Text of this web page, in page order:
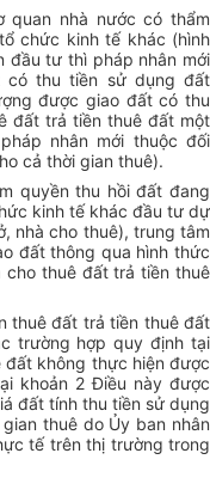
nhà nước có thẩm
chức kinh tế khác (hình
đầu tư thì pháp nhân mới
có thu tiền sử dụng đất
được giao đất có thu
đất trả tiền thuê đất một
nhân mới thuộc đối
cả thời gian thuê).
quyền thu hồi đất đang
kinh tế khác đầu tư dự
nhà cho thuê), trung tâm
đất thông qua hình thức
thuê đất trả tiền thuê
thuê đất trả tiền thuê đất
trường hợp quy định tại
đất không thực hiện được
khoản 2 Điều này được
đất tính thu tiền sử dụng
thuê do Ủy ban nhân
tế trên thị trường trong